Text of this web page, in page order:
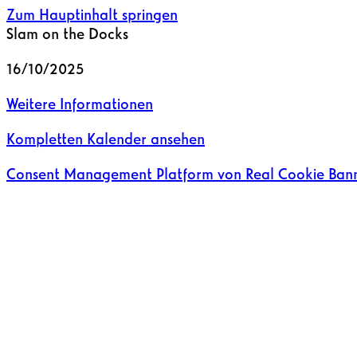
Zum Hauptinhalt springen
Slam on the Docks
16/10/2025
Weitere Informationen
Kompletten Kalender ansehen
Consent Management Platform von Real Cookie